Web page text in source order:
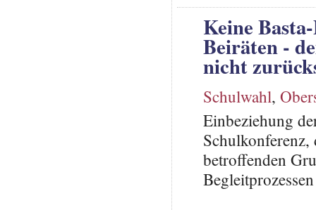
Keine
Beiräten -
nicht
Schulwahl,
Einbeziehung
betroffenden